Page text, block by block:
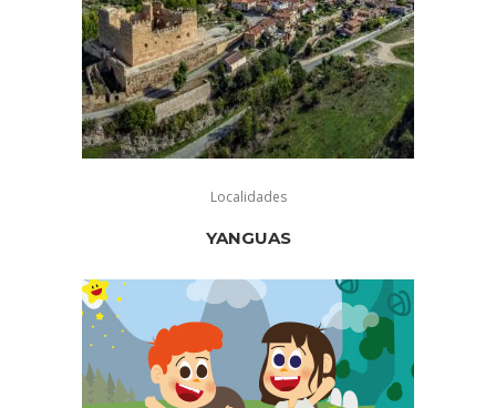
Localidades
YANGUAS